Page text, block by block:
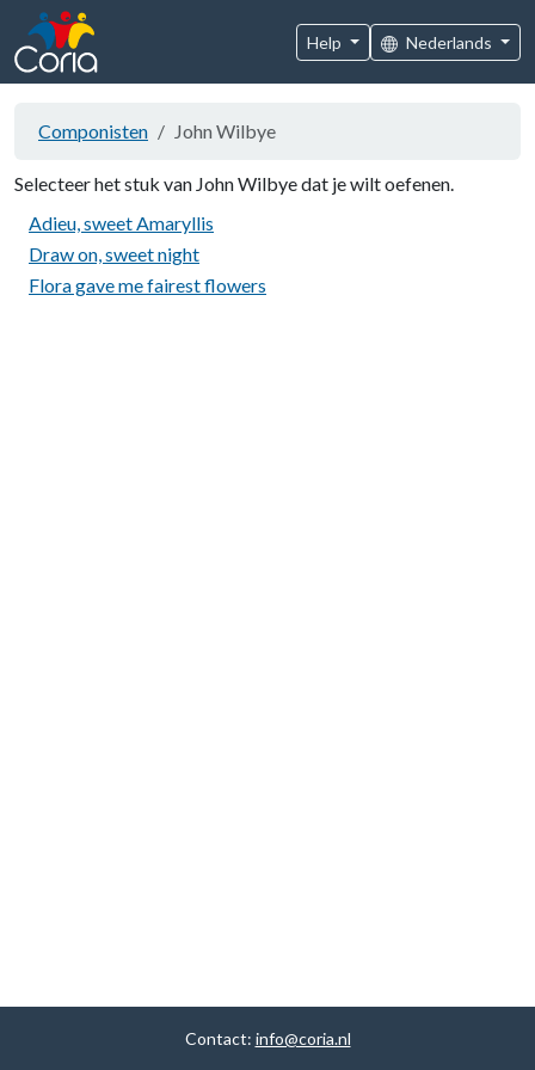
Help Nederlands
Componisten John Wilbye
Selecteer het stuk van John Wilbye dat je wilt oefenen.
Adieu, sweet Amaryllis
Draw on, sweet night
Flora gave me fairest flowers
Contact: info@coria.nl